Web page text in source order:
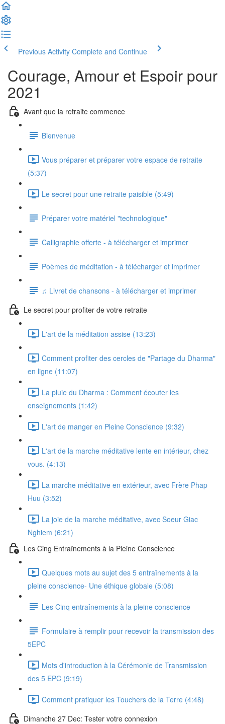
Previous Activity Complete and Continue
Courage, Amour et Espoir pour
2021
Avant que la retraite commence
Bienvenue
Vous préparer et préparer votre espace de retraite
(5:37)
Le secret pour une retraite paisible (5:49)
Préparer votre matériel "technologique"
Calligraphie offerte - à télécharger et imprimer
Poèmes de méditation - à télécharger et imprimer
♫ Livret de chansons - à télécharger et imprimer
Le secret pour profiter de votre retraite
L'art de la méditation assise (13:23)
Comment profiter des cercles de "Partage du Dharma"
en ligne (11:07)
La pluie du Dharma : Comment écouter les
enseignements (1:42)
L'art de manger en Pleine Conscience (9:32)
L'art de la marche méditative lente en intérieur, chez
vous. (4:13)
La marche méditative en extérieur, avec Frère Phap
Huu (3:52)
La joie de la marche méditative, avec Soeur Giac
Nghiem (6:21)
Les Cing Entraînements à la Pleine Conscience
Quelques mots au sujet des 5 entraînements à la
pleine conscience- Une éthique globale (5:08)
Les Cinq entraînements à la pleine conscience
Formulaire à remplir pour recevoir la transmission des
5EPC
Mots d'introduction à la Cérémonie de Transmission
des 5 EPC (9:19)
Comment pratiquer les Touchers de la Terre (4:48)
Dimanche 27 Dec: Tester votre connexion